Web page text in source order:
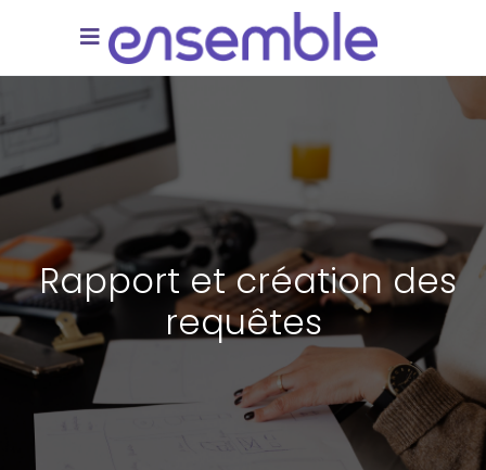
Rapport et création des
requêtes